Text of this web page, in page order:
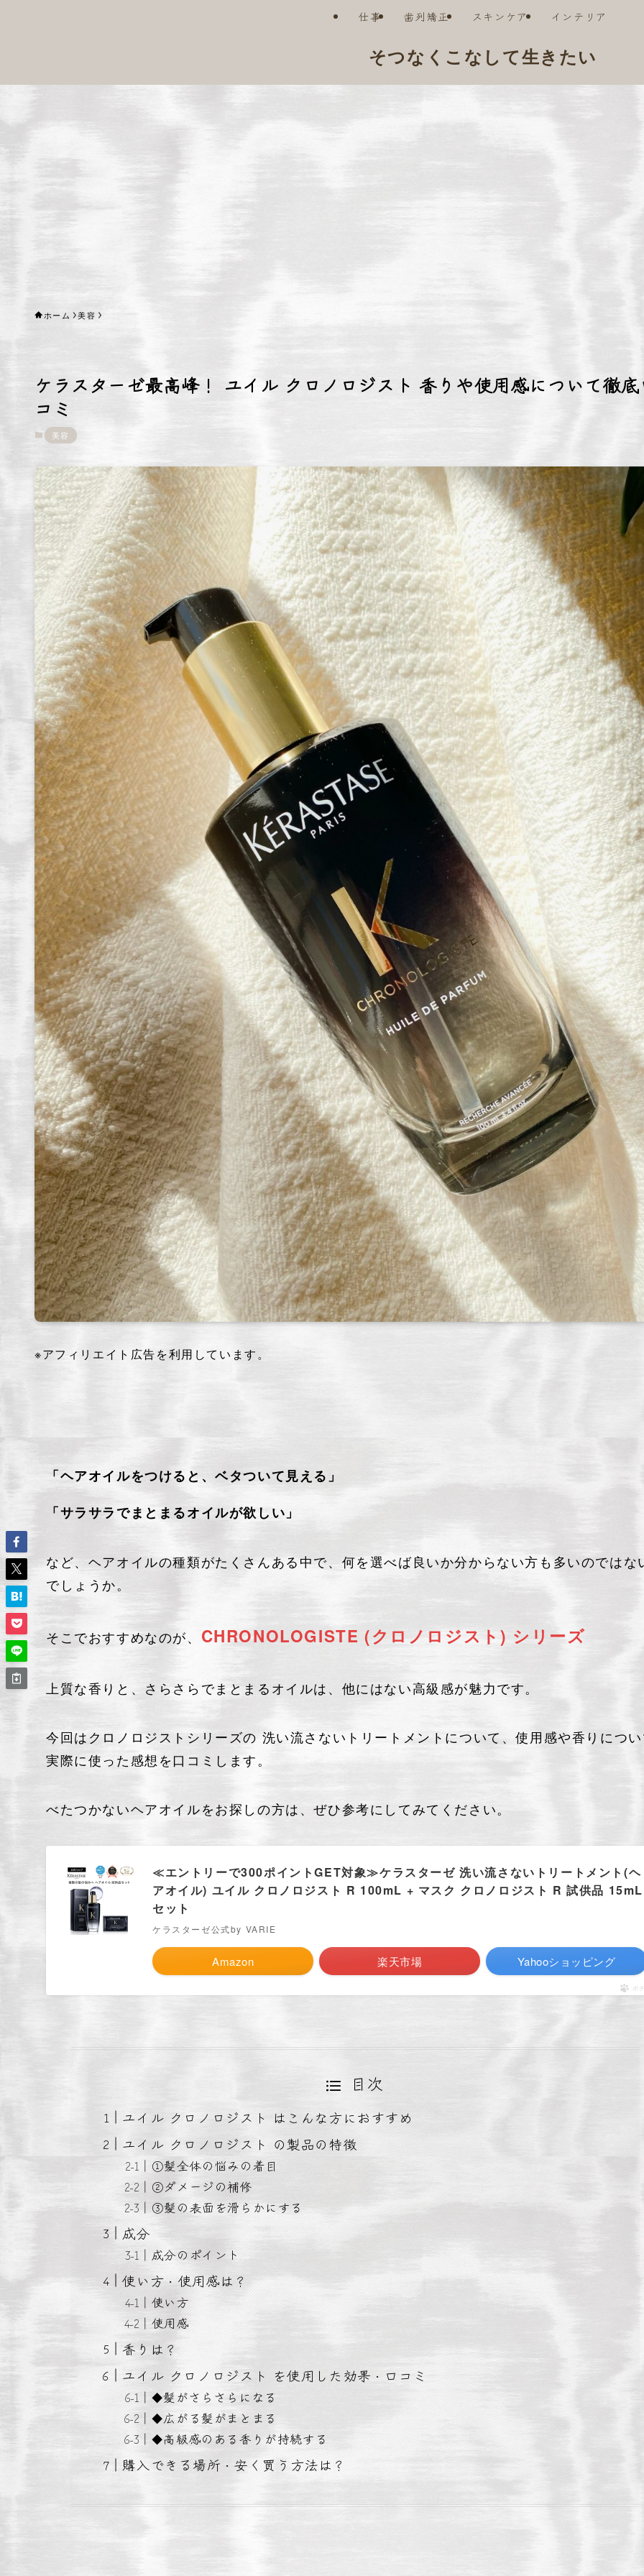
そつなくこなして生きたい
仕事 歯列矯正 スキンケア インテリア
ホーム 美容
ケラスターゼ最高峰！ ユイル クロノロジスト 香りや使用感について徹
コミ
美容
※アフィリエイト広告を利用しています。
「ヘアオイルをつけると、ベタついて見える」
「サラサラでまとまるオイルが欲しい」
など、ヘアオイルの種類がたくさんある中で、何を選べば良いか分からない方も多いのではな
でしょうか。
そこでおすすめなのが、 CHRONOLOGISTE (クロノロジスト) シリーズ
上質な香りと、さらさらでまとまるオイルは、他にはない高級感が魅力です。
今回はクロノロジストシリーズの 洗い流さないトリートメントについて、使用感や香りにつ
実際に使った感想を口コミします。
べたつかないヘアオイルをお探しの方は、ぜひ参考にしてみてください。
≪エントリーで300ポイントGET対象≫ケラスターゼ 洗い流さないトリートメント(ヘ
アオイル) ユイル クロノロジスト R 100mL + マスク クロノロジスト R 試供品 15mL
セット
ケラスターゼ公式by VARIE
Amazon 楽天市場 Yahooショッピング
ポ
目次
ユイル クロノロジスト はこんな方におすすめ
ユイル クロノロジスト の製品の特徴
①髪全体の悩みの着目
②ダメージの補修
③髪の表面を滑らかにする
成分
成分のポイント
使い方・使用感は？
使い方
使用感
香りは？
ユイル クロノロジスト を使用した効果・口コミ
◆髪がさらさらになる
◆広がる髪がまとまる
◆高級感のある香りが持続する
購入できる場所・安く買う方法は？